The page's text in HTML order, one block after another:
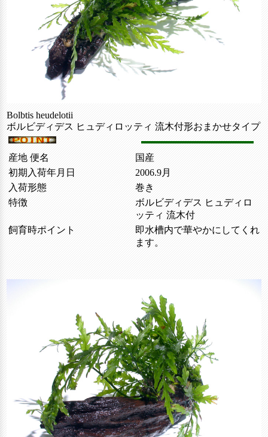
Bolbtis heudelotii
ボルビディデス ヒュディロッティ 流木付形おまかせタイプ
産地 便名
国産
初期入荷年月日
2006.9月
入荷形態
巻き
特徴
ボルビディデス ヒュディロ
ッティ 流木付
飼育時ポイント
即水槽内で華やかにしてくれ
ます。